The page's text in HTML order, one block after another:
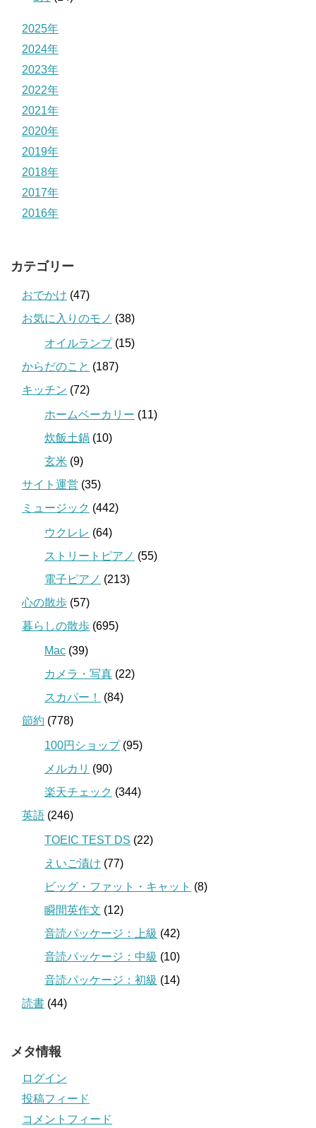
2025年
2024年
2023年
2022年
2021年
2020年
2019年
2018年
2017年
2016年
カテゴリー
おでかけ (47)
お気に入りのモノ (38)
オイルランプ(15)
からだのこと (187)
キッチン (72)
ホームベーカリー (11)
炊飯土鍋 (10)
玄米 (9)
サイト運営 (35)
ミュージック (442)
ウクレレ (64)
ストリートピアノ (55)
電子ピアノ (213)
心の散歩 (57)
暮らしの散歩 (695)
Mac (39)
カメラ・写真 (22)
スカパー！
(84)
節約 (778)
100円ショップ(95)
メルカリ (90)
楽天チェック (344)
英語 (246)
TOEIC TEST DS (22)
えいご漬け (77)
ビッグ・ファット・キャット (8)
瞬間英作文 (12)
音読パッケージ：上級 (42)
音読パッケージ：中級 (10)
音読パッケージ：初級 (14)
読書 (44)
メタ情報
ログイン
投稿フィード
コメントフィード